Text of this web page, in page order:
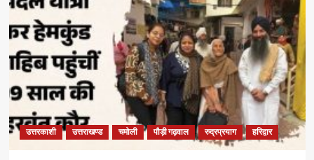
उत्तरकाशी उत्तराखण्ड चमोली पौड़ी गढ़वाल रुद्रप्रयाग हरिद्वार